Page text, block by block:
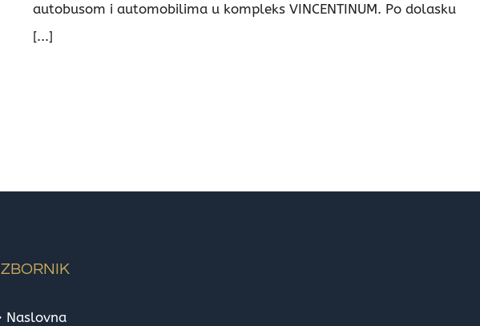
autobusom i automobilima u kompleks VINCENTINUM. Po dolasku
[...]
IZBORNIK
Naslovna